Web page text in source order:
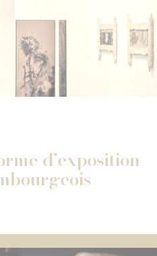
d’exposition